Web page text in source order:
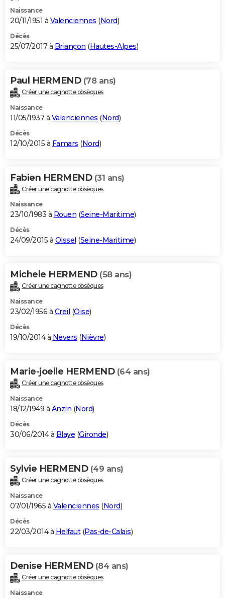
Naissance
20/11/1951 à Valenciennes (Nord)
Décès
25/07/2017 à Briançon (Hautes-Alpes)
Paul HERMEND (78 ans)
Créer une cagnotte obsèques
Naissance
11/05/1937 à Valenciennes (Nord)
Décès
12/10/2015 à Famars (Nord)
Fabien HERMEND (31 ans)
Créer une cagnotte obsèques
Naissance
23/10/1983 à Rouen (Seine-Maritime)
Décès
24/09/2015 à Oissel (Seine-Maritime)
Michele HERMEND (58 ans)
Créer une cagnotte obsèques
Naissance
23/02/1956 à Creil (Oise)
Décès
19/10/2014 à Nevers (Nièvre)
Marie-joelle HERMEND (64 ans)
Créer une cagnotte obsèques
Naissance
18/12/1949 à Anzin (Nord)
Décès
30/06/2014 à Blaye (Gironde)
Sylvie HERMEND (49 ans)
Créer une cagnotte obsèques
Naissance
07/01/1965 à Valenciennes (Nord)
Décès
22/03/2014 à Helfaut(Pas-de-Calais)
Denise HERMEND (84 ans)
Créer une cagnotte obsèques
Naissance